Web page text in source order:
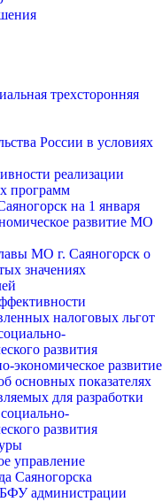
трехсторонняя
России в условиях
реализации
программ
на 1 января
развитие МО
МО г. Саяногорск о
значениях
налоговых льгот
развития
экономическое развитие
основных показателях
для разработки
развития
управление
Саяногорска
администрации